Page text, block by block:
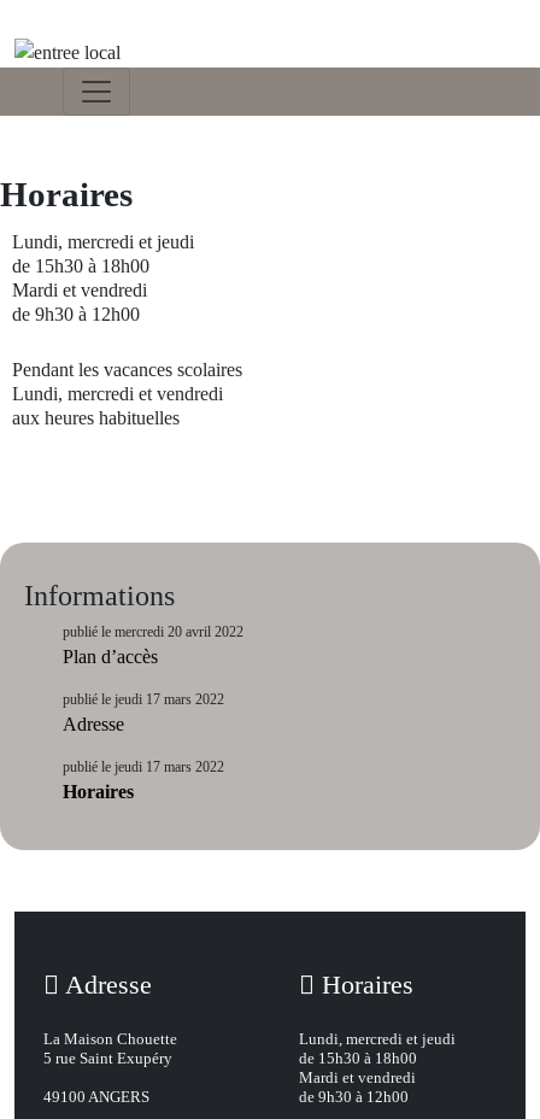
Horaires
Lundi, mercredi et jeudi
de 15h30 à 18h00
Mardi et vendredi
de 9h30 à 12h00
Pendant les vacances scolaires
Lundi, mercredi et vendredi
aux heures habituelles
Informations
publié le mercredi 20 avril 2022
Plan d’accès
publié le jeudi 17 mars 2022
Adresse
publié le jeudi 17 mars 2022
Horaires
Adresse
La Maison Chouette
5 rue Saint Exupéry
49100 ANGERS
Horaires
Lundi, mercredi et jeudi
de 15h30 à 18h00
Mardi et vendredi
de 9h30 à 12h00